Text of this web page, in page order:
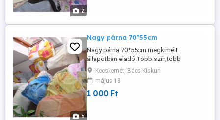
2
6
Nagy párna 70*55cm
Nagy párna 70*55cm megkímélt
állapotban eladó.Több szín,több
darab.Az ár 1db-ra értendő!Nem toll
párnák!
Kecskemét, Bács-Kiskun
május 18
1 000 Ft